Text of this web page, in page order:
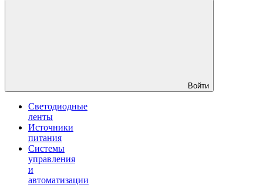
Войти
Светодиодные
ленты
Источники
питания
Системы
управления
и
автоматизации